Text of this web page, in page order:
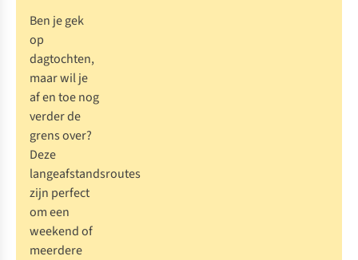
Ben je gek
op
dagtochten,
maar wil je
af en toe nog
verder de
grens over?
Deze
langeafstandsroutes
zijn perfect
om een
weekend of
meerdere